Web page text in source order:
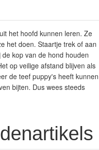
het hoofd kunnen leren. Ze
het doen. Staartje trek of aan
kop van de hond houden
op veilige afstand blijven als
de teef puppy's heeft kunnen
bijten. Dus wees steeds